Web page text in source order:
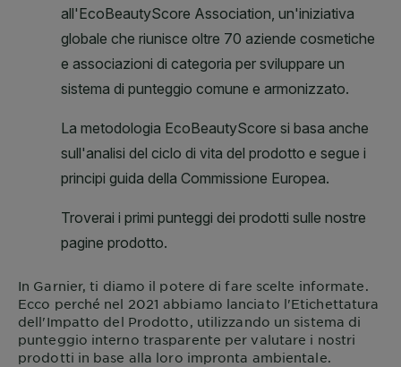
In Garnier, ti diamo il potere di fare scelte informate.
Ecco perché nel 2021 abbiamo lanciato l'Etichettatura
dell'Impatto del Prodotto, utilizzando un sistema di
punteggio interno trasparente per valutare i nostri
prodotti in base alla loro impronta ambientale.